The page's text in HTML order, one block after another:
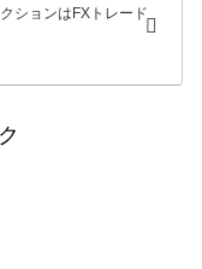
ションはFXトレード